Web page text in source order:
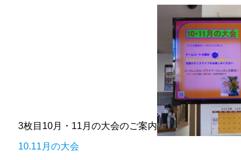
3枚目10月・11月の大会のご案内
10.11月の大会